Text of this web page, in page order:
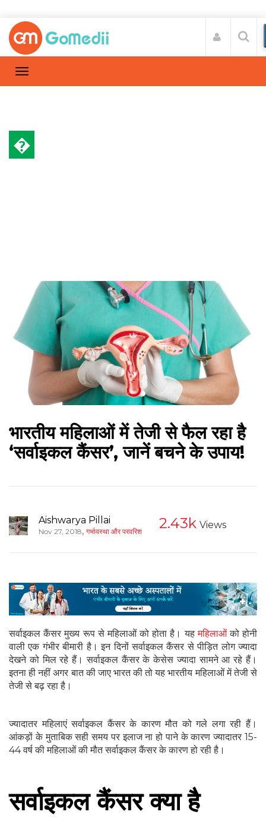
�
भारतीय महिलाओं में तेजी से फैल रहा है
‘सर्वाइकल कैंसर’, जानें बचने के उपाय!
Aishwarya Pillai
Nov 27, 2018, गर्भावस्था और परवरिश 2.43k Views
सर्वाइकल कैंसर मुख्य रूप से महिलाओं को होता है। यहमहिलाओंको होनी
वाली एक गंभीर बीमारी है। इन दिनों सर्वाइकल कैंसर से पीड़ित लोग ज्यादा
देखने को मिल रहे हैं। सर्वाइकल कैंसर के केसेस ज्यादा सामने आ रहे हैं।
इतना ही नहीं अगर बात की जाए भारत की तो यह भारतीय महिलाओं में तेजी से
तेजी से बढ़ रहा है।
ज्यादातर महिलाएं सर्वाइकल कैंसर के कारण मौत को गले लगा रही हैं।
आंकड़ों के मुताबिक सही समय पर इलाज ना हो पाने के कारण ज्यादातर 15-
44 वर्ष की महिलाओं की मौत सर्वाइकल कैंसर के कारण हो रही है।
सर्वाइकल कैंसर क्या है